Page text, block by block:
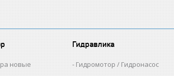
новые
Гидравлика
Гидромотор / Гидронасос